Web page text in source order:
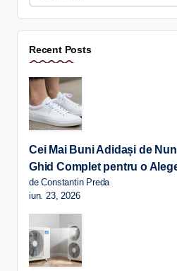
Recent Posts
Cei Mai Buni Adidași de
Ghid Complet pentru o
de Constantin Preda
iun. 23, 2026